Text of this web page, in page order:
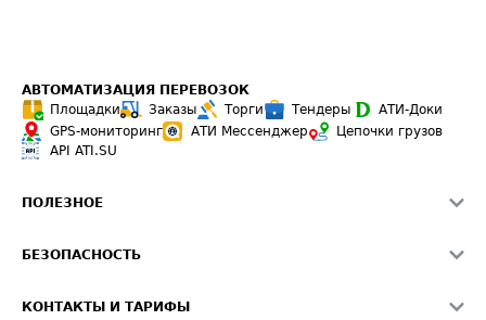
АВТОМАТИЗАЦИЯ ПЕРЕВОЗОК
Площадки
Заказы Торги Тендеры
АТИ-Доки
GPS-мониторинг
АТИ Мессенджер
Цепочки грузов
API ATI.SU
ПОЛЕЗНОЕ
Звезды ATI.SU на вашем сайте
БЕЗОПАСНОСТЬ
КОНТАКТЫ И ТАРИФЫ